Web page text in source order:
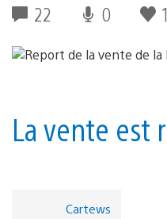
22 0 1
La vente est
Cartews